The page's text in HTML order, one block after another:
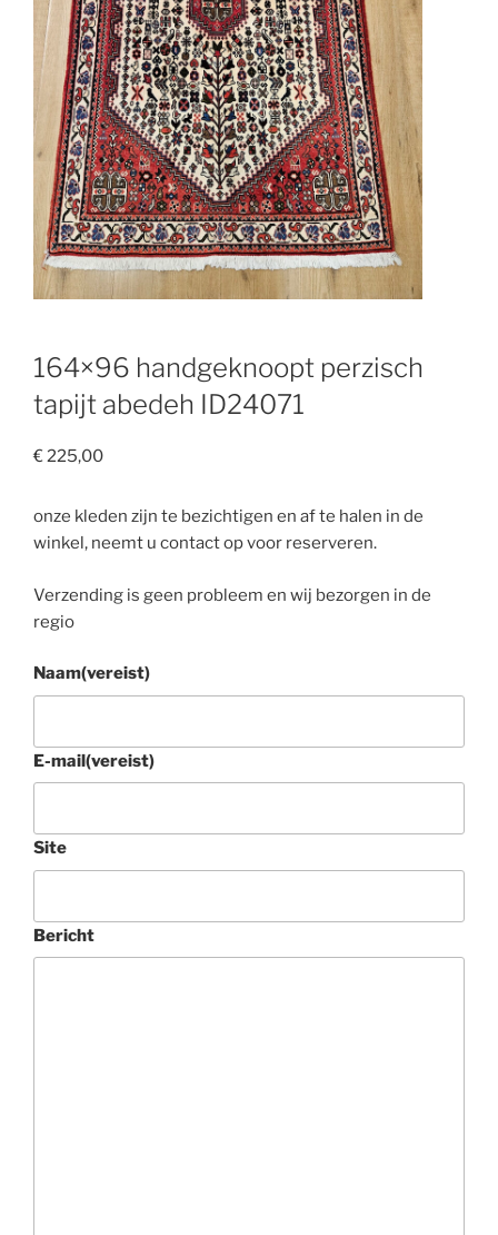
164×96 handgeknoopt perzisch
tapijt abedeh ID24071
€225,00
onze kleden zijn te bezichtigen en af te halen in de
winkel, neemt u contact op voor reserveren.
Verzending is geen probleem en wij bezorgen in de
regio
Naam(vereist)
E-mail(vereist)
Site
Bericht